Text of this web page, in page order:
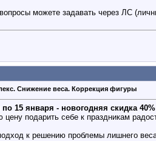
можете задавать через ЛС
Снижение веса. Коррекция фигуры
15 января - новогодняя скидка
подарить себе к праздникам
к решению проблемы лишнего